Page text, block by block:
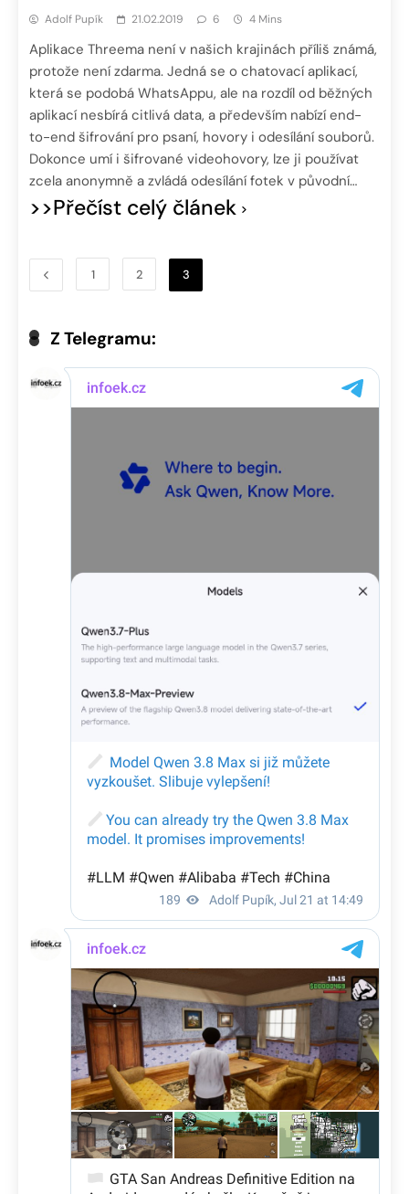
Adolf Pupík 21.02.2019 6 4 Mins
Aplikace Threema není v našich krajinách příliš známá,
protože není zdarma. Jedná se o chatovací aplikací,
která se podobá WhatsAppu, ale na rozdíl od běžných
aplikací nesbírá citlivá data, a především nabízí end-
to-end šifrování pro psaní, hovory i odesílání souborů.
Dokonce umí i šifrované videohovory, lze ji používat
zcela anonymně a zvládá odesílání fotek v původní…
>>Přečíst celý článek
1 2 3
Z Telegramu: